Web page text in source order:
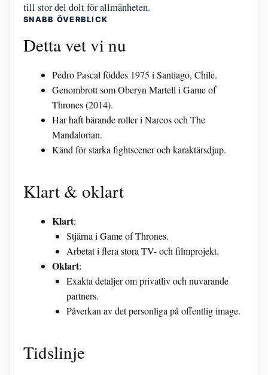
till stor del dolt för allmänheten.
SNABB ÖVERBLICK
Detta vet vi nu
Pedro Pascal föddes 1975 i Santiago, Chile.
Genombrott som Oberyn Martell i Game of
Thrones (2014).
Har haft bärande roller i Narcos och The
Mandalorian.
Känd för starka fightscener och karaktärsdjup.
Klart & oklart
Klart:
Stjärna i Game of Thrones.
Arbetat i flera stora TV- och filmprojekt.
Oklart:
Exakta detaljer om privatliv och nuvarande
partners.
Påverkan av det personliga på offentlig image.
Tidslinje